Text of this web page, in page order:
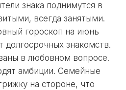
знака поднимутся в
всегда занятыми.
гороскоп на июнь
долгосрочных знакомств.
в любовном вопросе.
амбиции. Семейные
на стороне, что